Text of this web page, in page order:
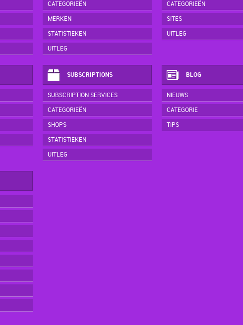
CATEGORIEËN
MERKEN
STATISTIEKEN
UITLEG
CATEGORIEËN
SITES
UITLEG
SUBSCRIPTIONS
SUBSCRIPTION SERVICES
CATEGORIEËN
SHOPS
STATISTIEKEN
UITLEG
BLOG
NIEUWS
CATEGORIE
TIPS